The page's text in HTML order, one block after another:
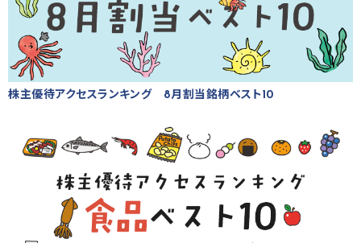
株主優待アクセスランキング 8月割当銘柄ベスト10